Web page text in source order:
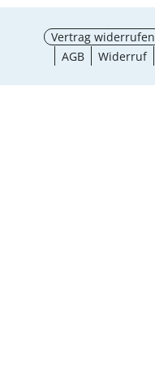
Vertrag widerrufen
AGB
Widerruf